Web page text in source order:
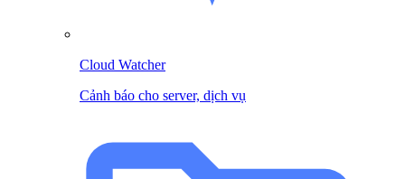
Cloud Watcher
Cảnh báo cho server, dịch vụ